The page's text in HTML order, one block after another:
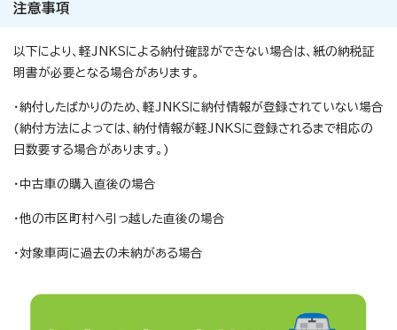
注意事項
以下により、軽JNKSによる納付確認ができない場合は、紙の納税証
明書が必要となる場合があります。
・納付したばかりのため、軽JNKSに納付情報が登録されていない場合
(納付方法によっては、納付情報が軽JNKSに登録されるまで相応の
日数要する場合があります。)
・中古車の購入直後の場合
・他の市区町村へ引っ越した直後の場合
・対象車両に過去の未納がある場合